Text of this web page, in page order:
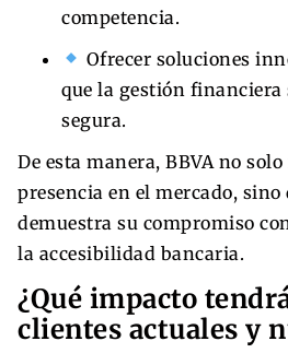
competencia.
Ofrecer soluciones
que la gestión
segura.
De esta manera, BBVA no
presencia en el mercado, sino
demuestra su compromiso
la accesibilidad bancaria.
¿Qué impacto
clientes actuales y